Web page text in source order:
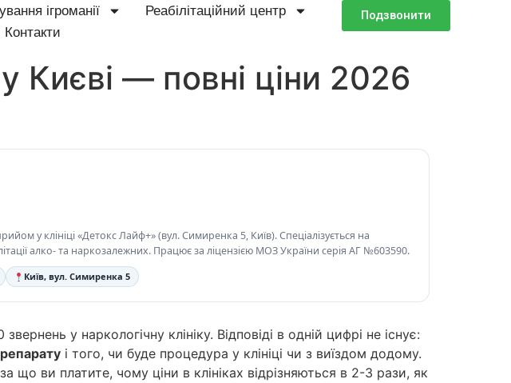
ігроманії
Реабілітаційний центр
Контакти
Подзвонити
Києві — повні ціни 2026
у клініці «Детокс Лайф+» (вул. Симиренка 5, Київ). Спеціалізується на
алко- та наркозалежних. Працює за ліцензією МОЗ України серія АГ №603590.
Київ, вул. Симиренка 5
у наркологічну клініку. Відповіді в одній цифрі не існує:
і того, чи буде процедура у клініці чи з виїздом додому.
що ви платите, чому ціни в клініках відрізняються в 2-3 рази, як